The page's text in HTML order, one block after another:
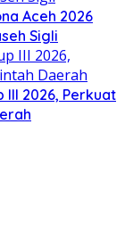
Aceh 2026
Sigli
III 2026, Perkuat